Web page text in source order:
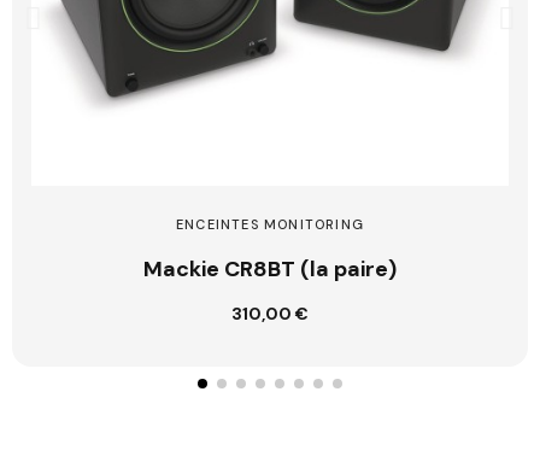
ENCEINTES MONITORING
Mackie CR8BT (la paire)
310,00 €
Ajouter au panier